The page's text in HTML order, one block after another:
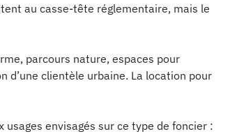
au casse-tête réglementaire, mais le
parcours nature, espaces pour
d’une clientèle urbaine. La location pour
envisagés sur ce type de foncier :